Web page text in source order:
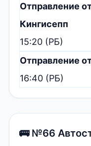
Отправление
Кингисепп
15:20 (РБ)
Отправление
16:40 (РБ)
🚌 №66